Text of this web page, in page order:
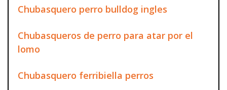
Chubasquero perro bulldog ingles
Chubasqueros de perro para atar por el
lomo
Chubasquero ferribiella perros